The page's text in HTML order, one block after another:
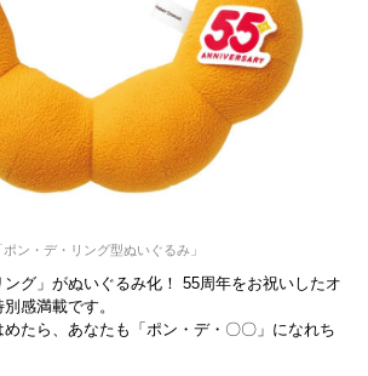
ポン・デ・リング型ぬいぐるみ」
グ」がぬいぐるみ化！ 55周年をお祝いしたオ
感満載です。
めたら、あなたも「ポン・デ・〇〇」になれち